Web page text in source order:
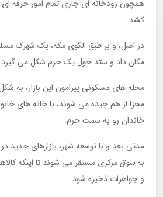
همچون رودخانه ای جاری تمام امور حرفه
کشد.
در اصل، و بر طبق الگوی مکه، یک شهرک
مکان داد و ستد حول یک حرم شکل می گیرد.
محله های مسکونی پیرامون این بازار، به
مجزا از هم چیده می شوند، با خانه های
خاندان رو به سمت حرم.
مدتی بعد و با توسعه شهر، بازارهای جدید
بهسوقمرکزی مستقر می شوند تا اینکه
و جواهرات ذخیره شود.